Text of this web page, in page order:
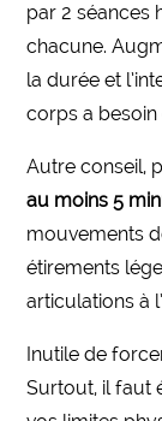
par 2 séances
chacune.
la durée et
corps a besoin
Autre conseil,
au moins 5
mouvements
étirements
articulations à
Inutile de
Surtout, il faut